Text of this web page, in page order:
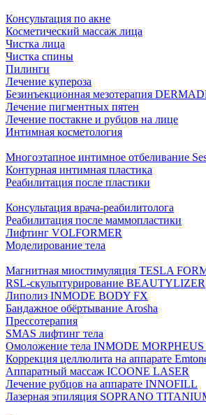
Консультация по акне
Косметический массаж лица
Чистка лица
Чистка спины
Пилинги
Лечение купероза
Безинъекционная мезотерапия
Лечение пигментных пятен
Лечение постакне и рубцов на лице
Интимная косметология
Многоэтапное интимное отбеливание
Контурная интимная пластика
Реабилитация после пластики
Консультация врача-реабилитолога
Реабилитация после маммопластики
Лифтинг VOLFORMER
Моделирование тела
Магнитная миостимуляция TESLA
RSL-скульптурирование BEAUTYLIZER
Липолиз INMODE BODY FX
Бандажное обёртывание Arosha
Прессотерапия
SMAS лифтинг тела
Омоложение тела INMODE MORPHEUS
Коррекция целлюлита на аппарате
Аппаратный массаж ICOONE LASER
Лечение рубцов на аппарате INNOFILL
Лазерная эпиляция SOPRANO